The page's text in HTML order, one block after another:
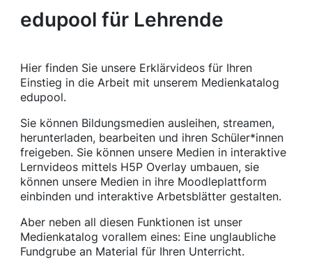
edupool für Lehrende
Hier finden Sie unsere Erklärvideos für Ihren
Einstieg in die Arbeit mit unserem Medienkatalog
edupool.
Sie können Bildungsmedien ausleihen, streamen,
herunterladen, bearbeiten und ihren Schüler*innen
freigeben. Sie können unsere Medien in interaktive
Lernvideos mittels H5P Overlay umbauen, sie
können unsere Medien in ihre Moodleplattform
einbinden und interaktive Arbetsblätter gestalten.
Aber neben all diesen Funktionen ist unser
Medienkatalog vorallem eines: Eine unglaubliche
Fundgrube an Material für Ihren Unterricht.